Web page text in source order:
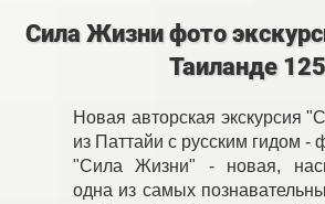
Сила Жизни фото
Таиланде 125
Новая авторская экскурсия
из Паттайи с русским гидом -
"Сила Жизни" - новая,
одна из самых